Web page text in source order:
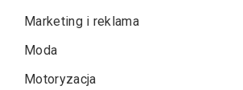
Marketing i reklama
Moda
Motoryzacja